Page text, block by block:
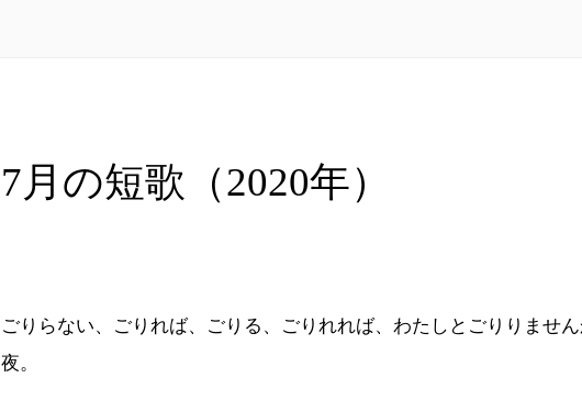
7月の短歌（2020年）
ごりらない、ごりれば、ごりる、ごりれれば、わたしとごりりませ
夜。